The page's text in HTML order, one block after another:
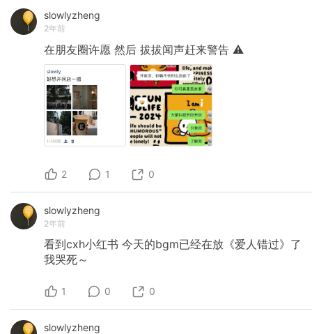
slowlyzheng
2年前
在朋友圈许愿 然后 拔拔闻声赶来警告 ⚠️
2 1 0
slowlyzheng
2年前
看到cxh小红书 今天的bgm已经在放《爱人错过》了
我哭死～
1 0 0
slowlyzheng